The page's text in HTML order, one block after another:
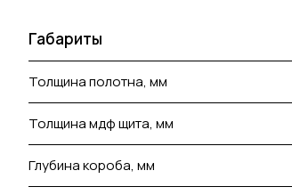
Габариты
Толщина полотна, мм
Толщина мдф щита, мм
Глубина короба, мм